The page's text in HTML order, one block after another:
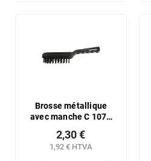
Brosse métallique
avec manche C 1070
1,92 € HTVA
2,30 €